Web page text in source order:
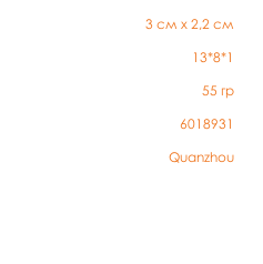
3 см х 2,2 см
13*8*1
55 гр
6018931
Quanzhou